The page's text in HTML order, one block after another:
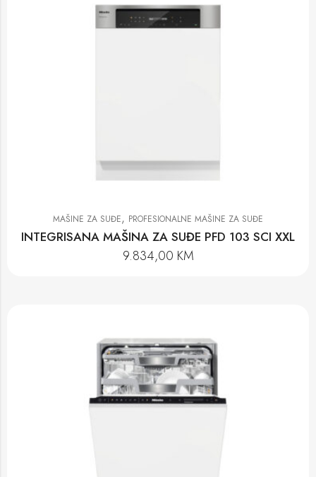
MAŠINE ZA SUĐE, PROFESIONALNE MAŠINE ZA SUĐE
INTEGRISANA MAŠINA ZA SUĐE PFD 103 SCI XXL
9.834,00 KM